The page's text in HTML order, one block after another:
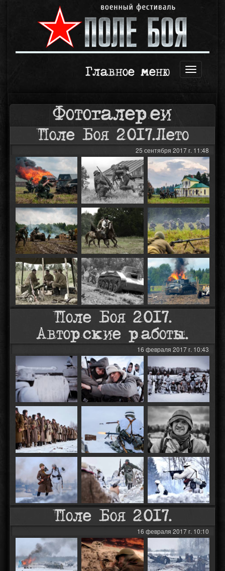
Открыть
Главное меню
Фотогалереи
Поле Боя 2017.Лето
25 сентября 2017 г. 11:48
Поле Боя 2017.
Авторские работы.
16 февраля 2017 г. 10:43
Поле Боя 2017.
16 февраля 2017 г. 10:10